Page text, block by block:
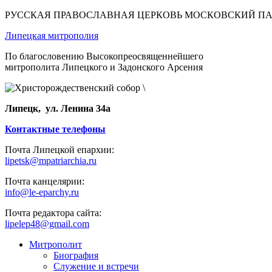
РУССКАЯ ПРАВОСЛАВНАЯ ЦЕРКОВЬ МОСКОВСКИЙ
Липецкая митрополия
По благословению Высокопреосвященнейшего
митрополита Липецкого и Задонского Арсения
Липецк, ул. Ленина 34а
Контактные телефоны
Почта Липецкой епархии:
lipetsk@mpatriarchia.ru
Почта канцелярии:
info@le-eparchy.ru
Почта редактора сайта:
lipelep48@gmail.com
Митрополит
Биография
Служение и встречи